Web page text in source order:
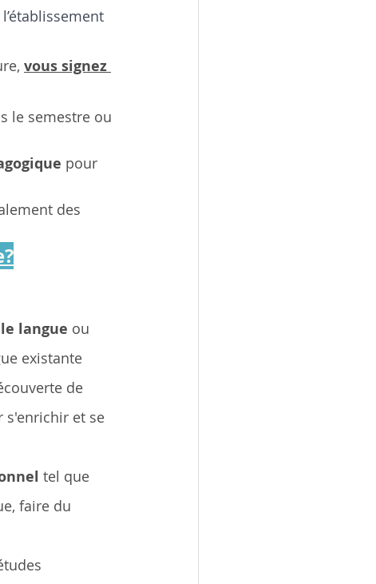
vous signez
le semestre ou
pour
des
langue ou
existante
de
s'enrichir et se
tel que
faire du